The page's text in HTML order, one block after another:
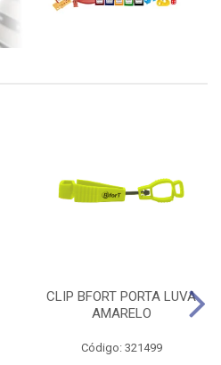
CLIP BFORT PORTA LUVA
AMARELO
Código: 321499